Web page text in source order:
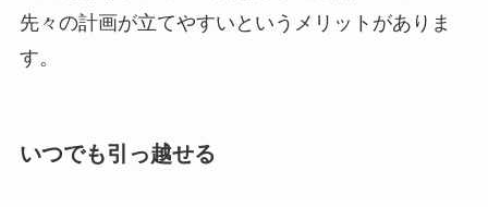
先々の計画が立てやすいというメリットがありま
す。
いつでも引っ越せる